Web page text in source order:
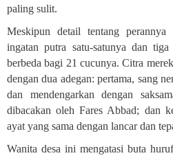
paling sulit.
Meskipun detail tentang
ingatan putra satu-satunya dan
berbeda bagi 21 cucunya. Citra
dengan dua adegan: pertama, sang
dan mendengarkan dengan
dibacakan oleh Fares Abbad; dan
ayat yang sama dengan lancar dan
Wanita desa ini mengatasi buta